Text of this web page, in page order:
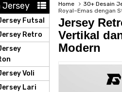
Home 30+ Desain
Royal–Emas dengan
Jersey
Vertikal
Modern
Jersey
Futsal
Retro
Voli
Lari